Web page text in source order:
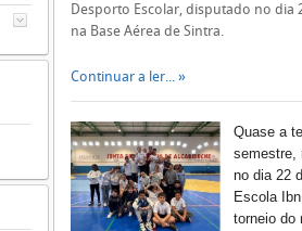
Desporto Escolar, disputado no dia
na Base Aérea de Sintra.
Continuar a ler...
Quase a
semestre,
no dia 22
Escola
torneio do